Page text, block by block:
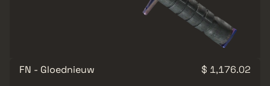
FN - Gloednieuw
$ 1,176.02